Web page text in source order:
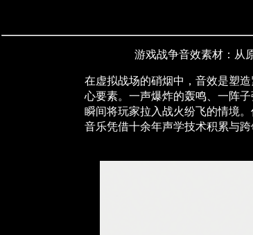
游戏战争音效素材：从
在虚拟战场的硝烟中，音效是塑
心要素。一声爆炸的轰鸣、一阵
瞬间将玩家拉入战火纷飞的情境
音乐凭借十余年声学技术积累与